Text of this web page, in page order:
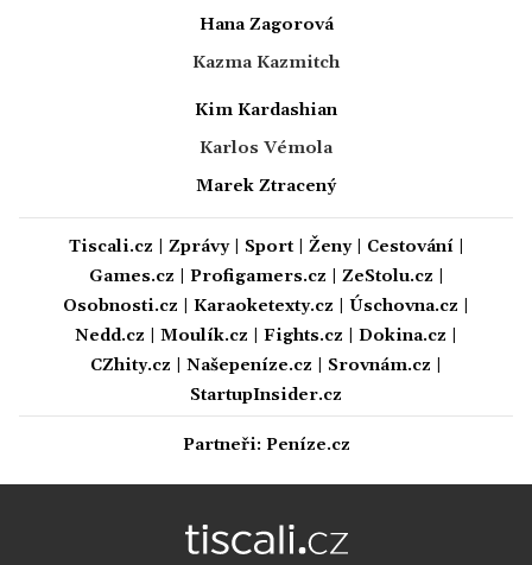
Hana Zagorová
Kazma Kazmitch
Kim Kardashian
Karlos Vémola
Marek Ztracený
Tiscali.cz Zprávy| Sport| Ženy| Cestování|
Games.cz
Profigamers.cz ZeStolu.cz
Osobnosti.cz
Karaoketexty.cz Úschovna.cz
Nedd.cz
Moulík.cz Fights.cz Dokina.cz
CZhity.cz
Našepeníze.cz Srovnám.cz
StartupInsider.cz
Partneři: Peníze.cz